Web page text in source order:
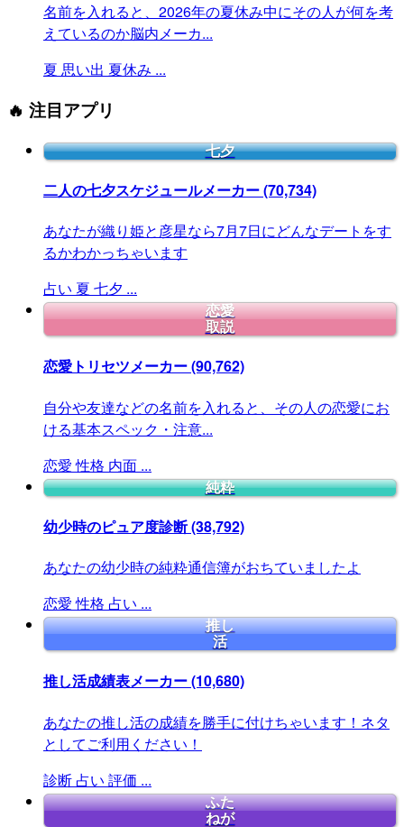
名前を入れると、2026年の夏休み中にその人が何を考
えているのか脳内メーカ...
夏 思い出 夏休み ...
🔥 注目アプリ
七夕
二人の七夕スケジュールメーカー(70,734)
あなたが織り姫と彦星なら7月7日にどんなデートをす
るかわかっちゃいます
占い 夏 七夕 ...
恋愛
取説
恋愛トリセツメーカー(90,762)
自分や友達などの名前を入れると、その人の恋愛にお
ける基本スペック・注意...
恋愛 性格 内面 ...
純粋
幼少時のピュア度診断(38,792)
あなたの幼少時の純粋通信簿がおちていましたよ
恋愛 性格 占い ...
推し
活
推し活成績表メーカー(10,680)
あなたの推し活の成績を勝手に付けちゃいます！ネタ
としてご利用ください！
診断 占い 評価 ...
ふた
ねが